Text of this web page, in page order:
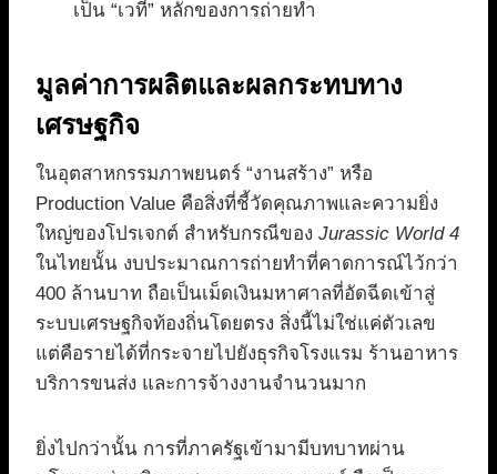
เป็น “เวที” หลักของการถ่ายทำ
มูลค่าการผลิตและผลกระทบทาง
เศรษฐกิจ
ในอุตสาหกรรมภาพยนตร์ “งานสร้าง” หรือ
Production Value คือสิ่งที่ชี้วัดคุณภาพและความยิ่ง
ใหญ่ของโปรเจกต์ สำหรับกรณีของ Jurassic World 4
ในไทยนั้น งบประมาณการถ่ายทำที่คาดการณ์ไว้กว่า
400 ล้านบาท ถือเป็นเม็ดเงินมหาศาลที่อัดฉีดเข้าสู่
ระบบเศรษฐกิจท้องถิ่นโดยตรง สิ่งนี้ไม่ใช่แค่ตัวเลข
แต่คือรายได้ที่กระจายไปยังธุรกิจโรงแรม ร้านอาหาร
บริการขนส่ง และการจ้างงานจำนวนมาก
ยิ่งไปกว่านั้น การที่ภาครัฐเข้ามามีบทบาทผ่าน